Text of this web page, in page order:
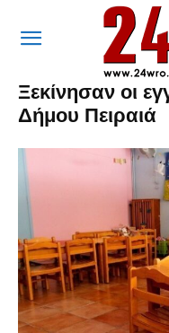
Ξεκίνησαν οι
Δήμου Πειραιά